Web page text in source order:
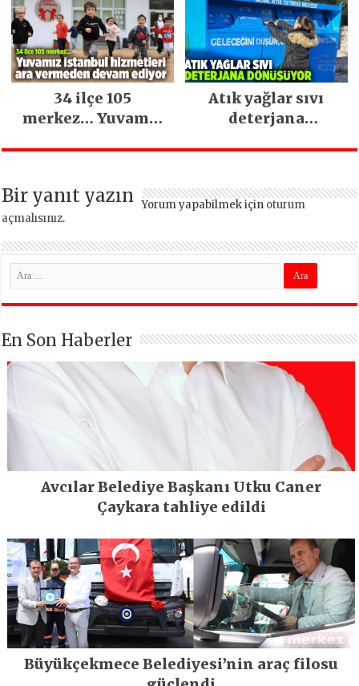
34 ilçe 105
merkez… Yuvamız
ara vermeden
Atık yağlar sıvı
deterjana
Bir yanıt yazın Yorum yapabilmek için oturum
açmalısınız.
En Son Haberler
Avcılar Belediye Başkanı Utku Caner
Çaykara tahliye edildi
Büyükçekmece Belediyesi’nin araç filosu